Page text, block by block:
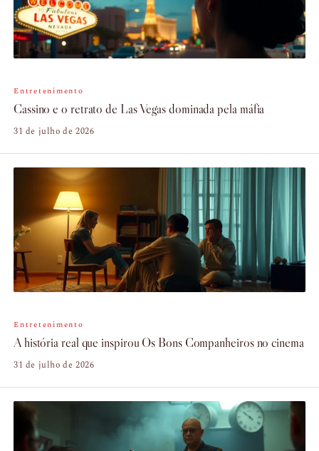
Entretenimento
Cassino e o retrato de Las Vegas dominada pela máfia
31 de julho de 2026
Entretenimento
A história real que inspirou Os Bons Companheiros no cinema
31 de julho de 2026